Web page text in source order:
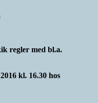
regler med bl.a.
kl. 16.30 hos